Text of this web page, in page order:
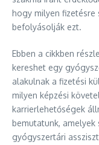
hogy milyen fizetésre
befolyásolják ezt.
Ebben a cikkben
kereshet egy
alakulnak a fizetési
milyen képzési
karrierlehetőségek
bemutatunk,
gyógyszertári